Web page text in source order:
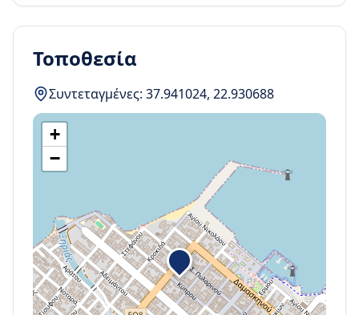
Τοποθεσία
Συντεταγμένες: 37.941024, 22.930688
+
−